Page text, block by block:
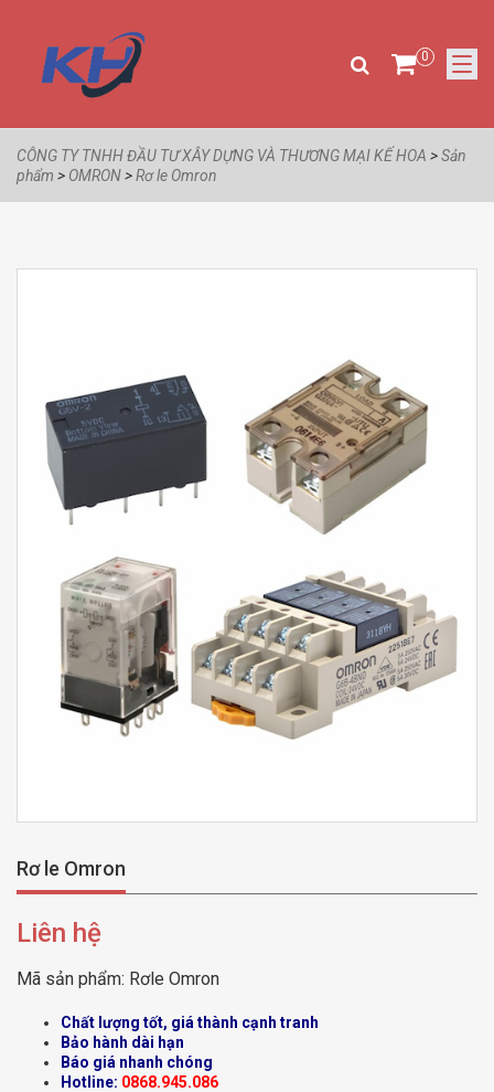
0
CÔNG TY TNHH ĐẦU TƯ XÂY DỰNG VÀ THƯƠNG MẠI KẾ HOA >Sản
phẩm > OMRON>Rơ le Omron
Rơ le Omron
Liên hệ
Mã sản phẩm: Rơle Omron
Chất lượng tốt, giá thành cạnh tranh
Bảo hành dài hạn
Báo giá nhanh chóng
Hotline: 0868.945.086